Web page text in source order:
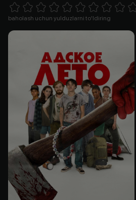
1 Star 2 Stars 3 Stars 4 Stars5 Stars 6 Stars7 Stars8 Stars
baholash uchun yulduzlarni to'ldiring